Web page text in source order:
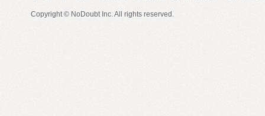
Copyright © NoDoubt Inc. All rights reserved.